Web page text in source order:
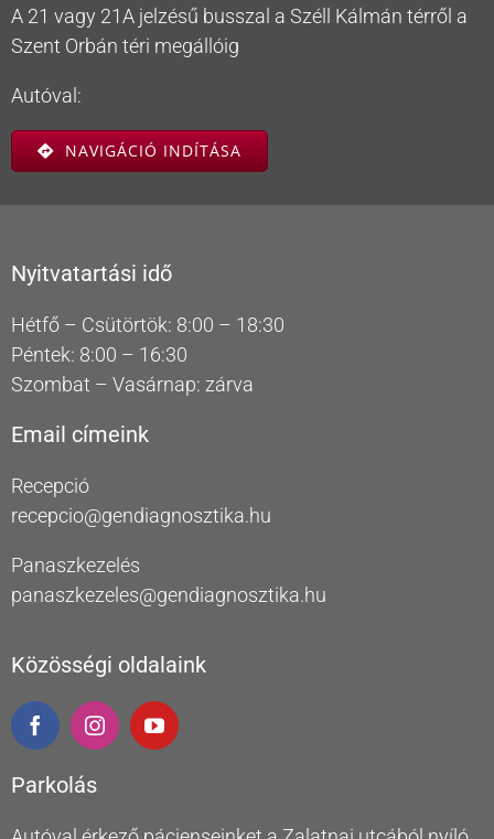
A 21 vagy 21A jelzésű busszal a Széll Kálmán térről a
Szent Orbán téri megállóig
Autóval:
NAVIGÁCIÓ INDÍTÁSA
Nyitvatartási idő
Hétfő – Csütörtök: 8:00 – 18:30
Péntek: 8:00 – 16:30
Szombat – Vasárnap: zárva
Email címeink
Recepció
recepcio@gendiagnosztika.hu
Panaszkezelés
panaszkezeles@gendiagnosztika.hu
Közösségi oldalaink
Parkolás